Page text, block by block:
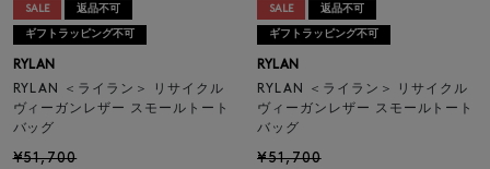
SALE 返品不可
ギフトラッピング不可
RYLAN
RYLAN ＜ライラン＞ リサイクル
ヴィーガンレザー スモールトート
バッグ
¥51,700
SALE 返品不可
ギフトラッピング不可
RYLAN
RYLAN ＜ライラン＞ リサイクル
ヴィーガンレザー スモールトート
バッグ
¥51,700